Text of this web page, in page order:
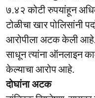
७.४२ कोटी रुपयांहून
टोळीचा खार पोलिसांनी
आरोपीला अटक केली आहे.
साधून त्यांना ऑनलाइन
केल्याचा आरोप आहे.
दोघांना अटक